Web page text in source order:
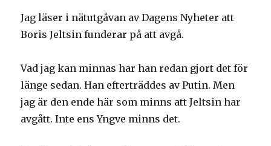
Jag läser i nätutgåvan av Dagens Nyheter att
Boris Jeltsin funderar på att avgå.
Vad jag kan minnas har han redan gjort det för
länge sedan. Han efterträddes av Putin. Men
jag är den ende här som minns att Jeltsin har
avgått. Inte ens Yngve minns det.